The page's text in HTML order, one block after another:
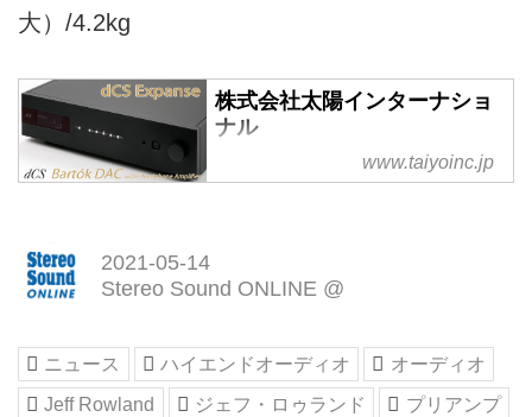
大）/4.2kg
株式会社太陽インターナショ
ナル
株式会社太陽インターナショナル
Audio、Shunyata Researchなど
取り扱う輸入オーディオ商社で
す。
www.taiyoinc.jp
2021-05-14
Stereo Sound ONLINE @
ニュース ハイエンドオーディオ
オーディオ
Jeff Rowland
ジェフ・ロゥランド プリアンプ